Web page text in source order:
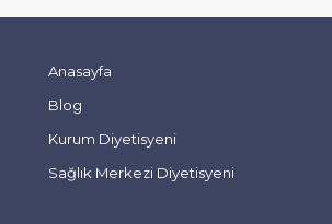
Anasayfa
Blog
Kurum Diyetisyeni
Sağlık Merkezi Diyetisyeni